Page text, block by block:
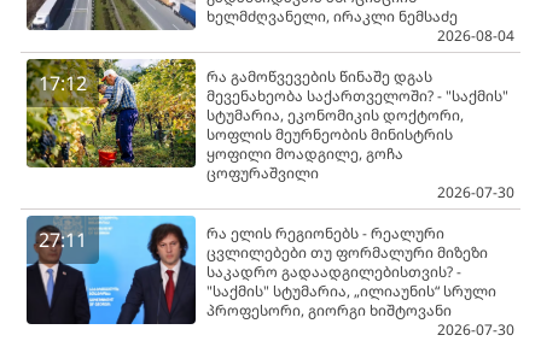
ხელმძღვანელი, ირაკლი ნემსაძე
2026-08-04
17:12
რა გამოწვევების წინაშე დგას
მევენახეობა საქართველოში? - "საქმის"
სტუმარია, ეკონომიკის დოქტორი,
სოფლის მეურნეობის მინისტრის
ყოფილი მოადგილე, გოჩა
ცოფურაშვილი
2026-07-30
27:11
რა ელის რეგიონებს - რეალური
ცვლილებები თუ ფორმალური მიზეზი
საკადრო გადაადგილებისთვის? -
"საქმის" სტუმარია, „ილიაუნის“ სრული
პროფესორი, გიორგი ხიშტოვანი
2026-07-30